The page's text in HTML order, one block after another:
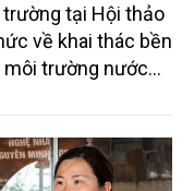
tại Hội thảo
về khai thác bền
môi trường nước
và Môi trường
Hội thảo thu
biểu là lãnh đạo